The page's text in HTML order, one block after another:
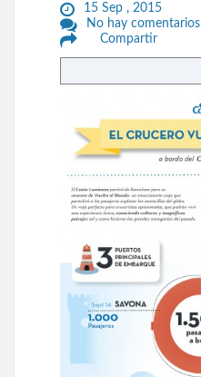
15 Sep , 2015
No hay comentarios
Compartir